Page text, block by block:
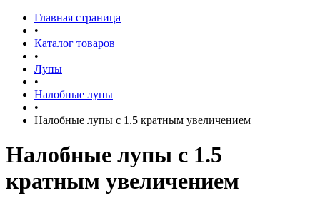
Главная страница
•
Каталог товаров
•
Лупы
•
Налобные лупы
•
Налобные лупы с 1.5 кратным увеличением
Налобные лупы с 1.5
кратным увеличением